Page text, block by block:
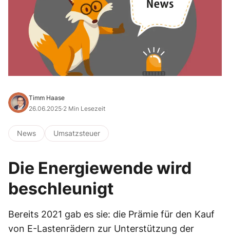
Timm Haase
26.06.2025·2 Min Lesezeit
News Umsatzsteuer
Die Energiewende wird
beschleunigt
Bereits 2021 gab es sie: die Prämie für den Kauf
von E-Lastenrädern zur Unterstützung der